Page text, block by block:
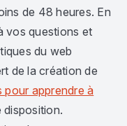
de 48 heures. En
vos questions et
du web
de la création de
pour apprendre à